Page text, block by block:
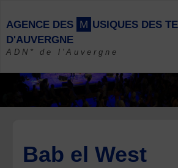
content
AGENCE DES M USIQUES DES TE
D'AUVERGNE
ADN* de l'Auvergne
Bab el West